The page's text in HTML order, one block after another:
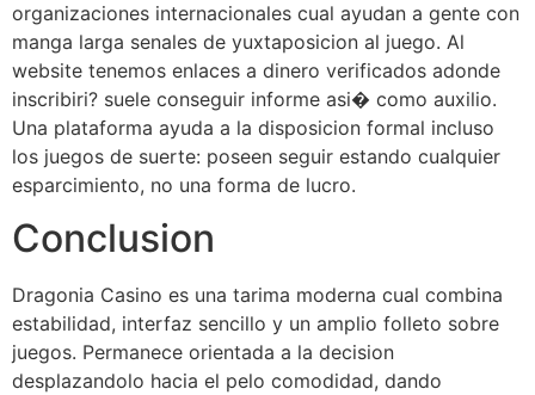
organizaciones internacionales cual ayudan a gente con
manga larga senales de yuxtaposicion al juego. Al
website tenemos enlaces a dinero verificados adonde
inscribiri? suele conseguir informe asi� como auxilio.
Una plataforma ayuda a la disposicion formal incluso
los juegos de suerte: poseen seguir estando cualquier
esparcimiento, no una forma de lucro.
Conclusion
Dragonia Casino es una tarima moderna cual combina
estabilidad, interfaz sencillo y un amplio folleto sobre
juegos. Permanece orientada a la decision
desplazandolo hacia el pelo comodidad, dando